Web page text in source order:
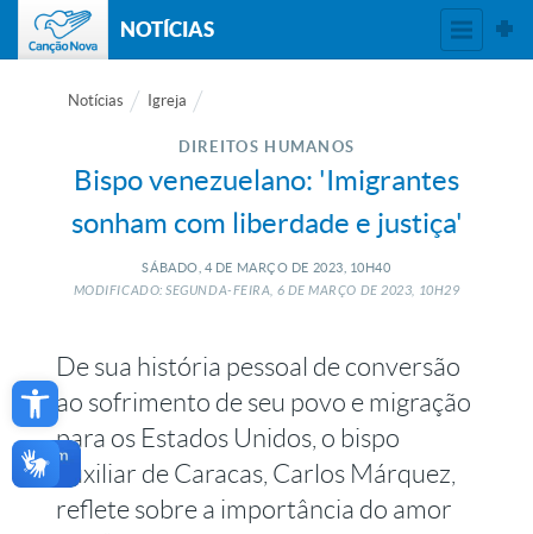
Open toolbar
NOTÍCIAS
Notícias Igreja
DIREITOS HUMANOS
Bispo venezuelano: 'Imigrantes
sonham com liberdade e justiça'
SÁBADO, 4 DE MARÇO DE 2023, 10H40
MODIFICADO: SEGUNDA-FEIRA, 6 DEMARÇO DE2023, 10H29
De sua história pessoal de conversão
ao sofrimento de seu povo e migração
para os Estados Unidos, o bispo
auxiliar de Caracas, Carlos Márquez,
reflete sobre a importância do amor